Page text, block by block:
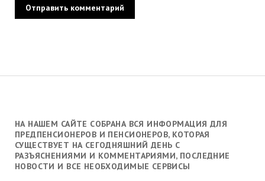
НА НАШЕМ САЙТЕ СОБРАНА ВСЯ ИНФОРМАЦИЯ ДЛЯ
ПРЕДПЕНСИОНЕРОВ И ПЕНСИОНЕРОВ, КОТОРАЯ
СУЩЕСТВУЕТ НА СЕГОДНЯШНИЙ ДЕНЬ С
РАЗЪЯСНЕНИЯМИ И КОММЕНТАРИЯМИ, ПОСЛЕДНИЕ
НОВОСТИ И ВСЕ НЕОБХОДИМЫЕ СЕРВИСЫ